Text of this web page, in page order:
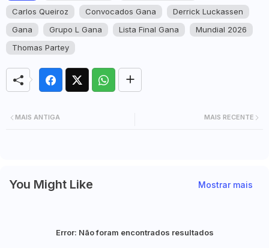
Carlos Queiroz
Convocados Gana
Derrick Luckassen
Gana
Grupo L Gana Lista Final Gana
Mundial 2026
Thomas Partey
MAIS RECENTE
MAIS ANTIGA
You Might Like Mostrar mais
Error: Não foram encontrados resultados